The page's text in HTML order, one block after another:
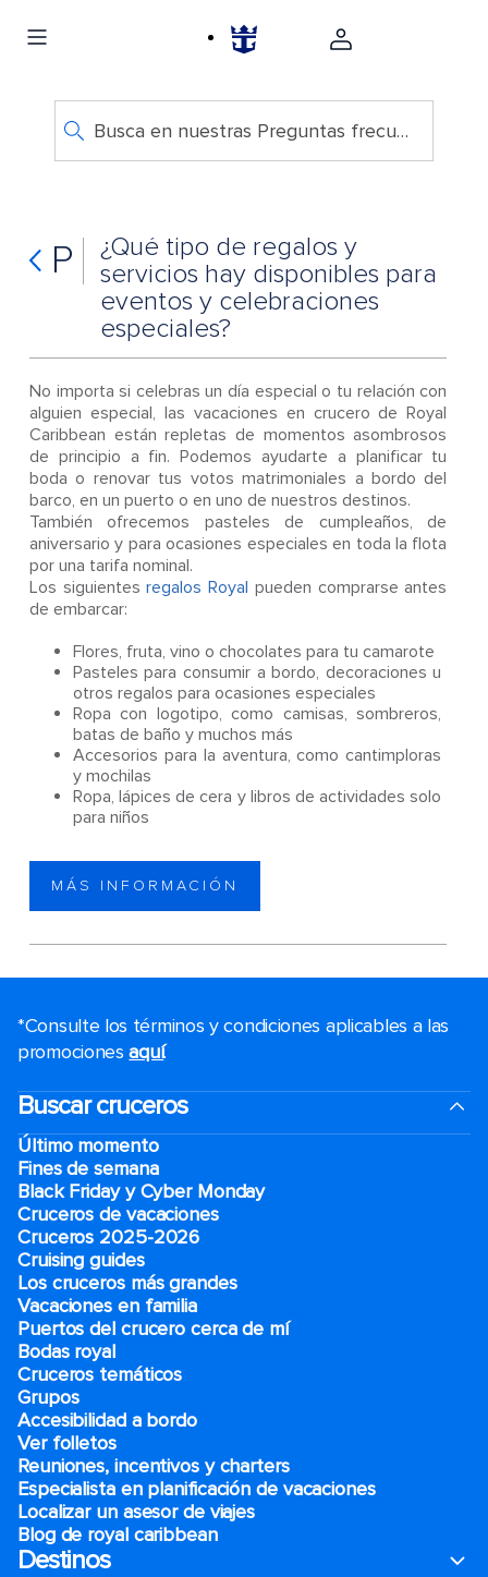
Busca en nuestras Preguntas frecuentes
P
¿Qué tipo de regalos y
servicios hay disponibles para
eventos y celebraciones
especiales?
No importa si celebras un día especial o tu relación con
alguien especial, las vacaciones en crucero de Royal
Caribbean están repletas de momentos asombrosos
de principio a fin. Podemos ayudarte a planificar tu
boda o renovar tus votos matrimoniales a bordo del
barco, en un puerto o en uno de nuestros destinos.
También ofrecemos pasteles de cumpleaños, de
aniversario y para ocasiones especiales en toda la flota
por una tarifa nominal.
Los siguientesregalos Royal pueden comprarse antes
de embarcar:
Flores, fruta, vino o chocolates para tu camarote
Pasteles para consumir a bordo, decoraciones u
otros regalos para ocasiones especiales
Ropa con logotipo, como camisas, sombreros,
batas de baño y muchos más
Accesorios para la aventura, como cantimploras
y mochilas
Ropa, lápices de cera y libros de actividades solo
para niños
MÁS INFORMACIÓN
*Consulte los términos y condiciones aplicables a las
promocionesaquí.
Buscar cruceros
Último momento
Fines de semana
Black Friday y Cyber Monday
Cruceros de vacaciones
Cruceros 2025-2026
Cruising guides
Los cruceros más grandes
Vacaciones en familia
Puertos del crucero cerca de mí
Bodas royal
Cruceros temáticos
Grupos
Accesibilidad a bordo
Ver folletos
Reuniones, incentivos y charters​
Especialista en planificación de vacaciones
Localizar un asesor de viajes
Blog de royal caribbean
Destinos